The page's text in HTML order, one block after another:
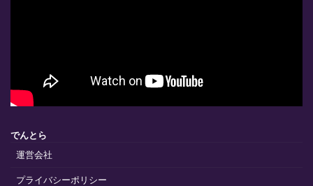
でんとら
運営会社
プライバシーポリシー